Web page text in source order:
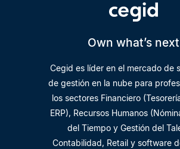
Own what’s next
Cegid es líder en el mercado de
de gestión en la nube para
los sectores Financiero
ERP), Recursos Humanos
del Tiempo y Gestión del
Contabilidad, Retail y software